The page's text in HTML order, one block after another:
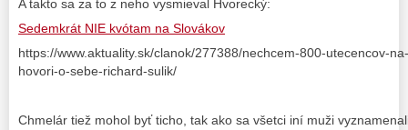
A takto sa za to z neho vysmieval Hvorecký:
Sedemkrát NIE kvótam na Slovákov
https://www.aktuality.sk/clanok/277388/nechcem-800-utecencov-
hovori-o-sebe-richard-sulik/
Chmelár tiež mohol byť ticho, tak ako sa všetci iní muži